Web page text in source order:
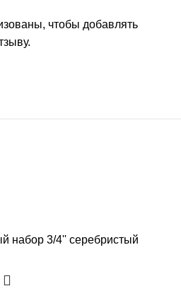
чтобы добавлять